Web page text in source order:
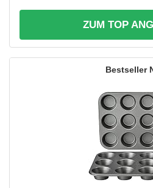
ZUM TOP